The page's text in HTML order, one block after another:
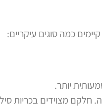
כמה סוגים עיקריים:
יותר.
חלקם מצוידים בכריות